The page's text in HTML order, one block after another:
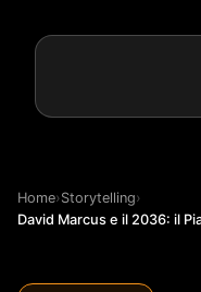
Home›Storytelling›
David Marcus e il 2036: il